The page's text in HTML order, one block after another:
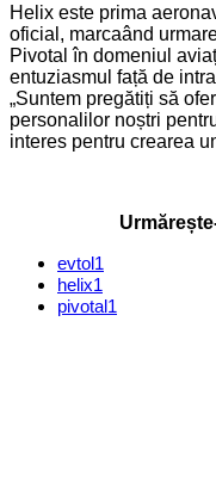
Helix este prima
oficial, marcaând
Pivotal în domeniul
entuziasmul față de
„Suntem pregătiți să
personalilor noștri
interes pentru crearea
evtol1
helix1
pivotal1